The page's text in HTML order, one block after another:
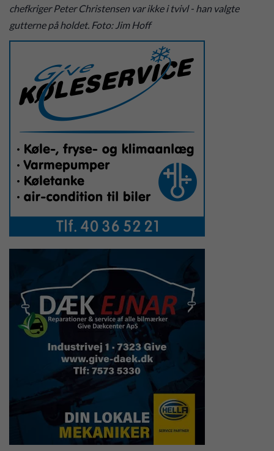
chefkriger Peter Christensen var ikke i tvivl - han valgte
gutterne på holdet. Foto: Jim Hoff